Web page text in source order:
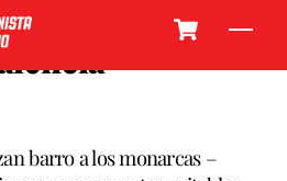
barro a los monarcas –